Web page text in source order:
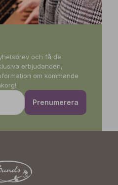
och få de
erbjudanden,
om kommande
Prenumerera